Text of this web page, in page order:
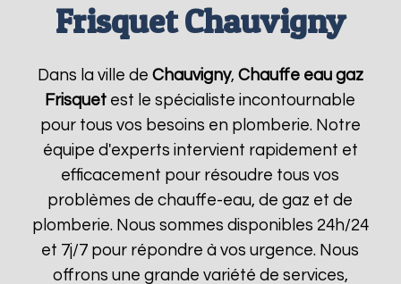
Frisquet Chauvigny
Dans la ville de Chauvigny, Chauffe eau gaz
Frisquet est le spécialiste incontournable
pour tous vos besoins en plomberie. Notre
équipe d'experts intervient rapidement et
efficacement pour résoudre tous vos
problèmes de chauffe-eau, de gaz et de
plomberie. Nous sommes disponibles 24h/24
et 7j/7 pour répondre à vos urgence. Nous
offrons une grande variété de services,